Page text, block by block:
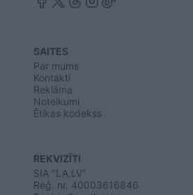
SAITES
Par mums
Kontakti
Reklāma
Noteikumi
Ētikas kodekss
REKVIZĪTI
SIA "LA.LV"
Reģ. nr. 40003616846